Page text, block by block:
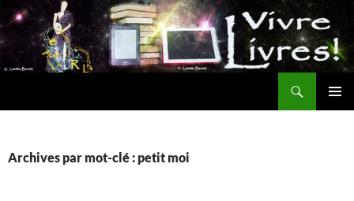
Aller
au
contenu
Archives par mot-clé : petit moi